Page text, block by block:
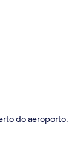
do aeroporto.